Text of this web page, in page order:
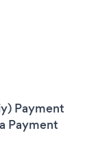
Payment
a Payment